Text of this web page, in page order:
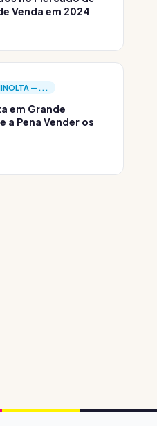
Venda em 2024
—...
em Grande
a Pena Vender os